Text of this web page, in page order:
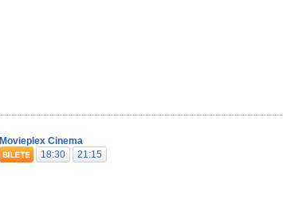
Movieplex Cinema
18:30
21:15